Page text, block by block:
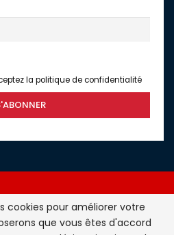
la politique de confidentialité
l'actualité de la France et du
cookies pour améliorer votre
que vous êtes d'accord